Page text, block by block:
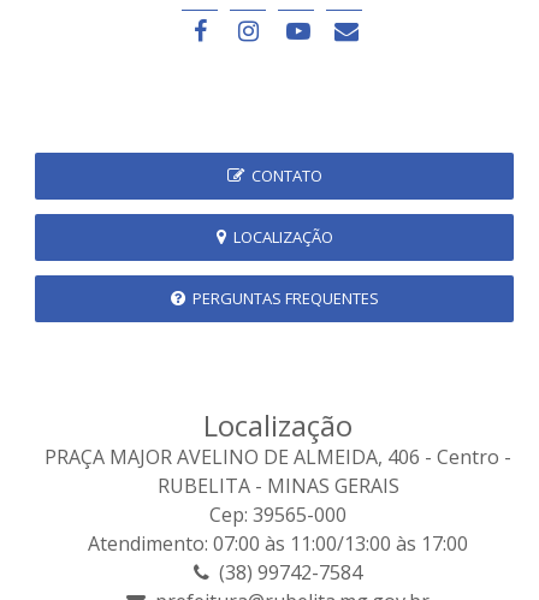
CONTATO
LOCALIZAÇÃO
PERGUNTAS FREQUENTES
Localização
PRAÇA MAJOR AVELINO DE ALMEIDA, 406 - Centro -
RUBELITA - MINAS GERAIS
Cep: 39565-000
Atendimento: 07:00 às 11:00/13:00 às 17:00
(38) 99742-7584